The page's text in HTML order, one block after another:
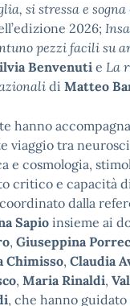
si stressa e sogna
2026;
pezzi facili su
Benvenuti e La
di Matteo
hanno
viaggio tra
e cosmologia,
critico e capacità
dalla
Sapioinsieme ai
, Giuseppina
Chimisso, Claudia
, Maria Rinaldi,
, che hanno